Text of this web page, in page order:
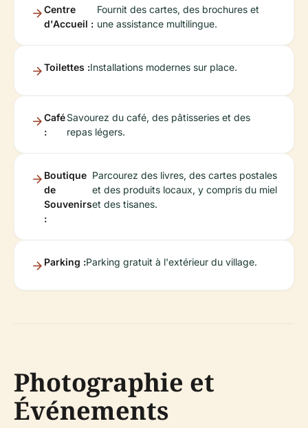
Centre
d'Accueil :
Fournit des cartes, des brochures et
une assistance multilingue.
Toilettes :Installations modernes sur place.
Café
:
Savourez du café, des pâtisseries et des
repas légers.
Boutique
de
Souvenirs
:
Parcourez des livres, des cartes postales
et des produits locaux, y compris du miel
et des tisanes.
Parking :Parking gratuit à l'extérieur du village.
Photographie et
Événements